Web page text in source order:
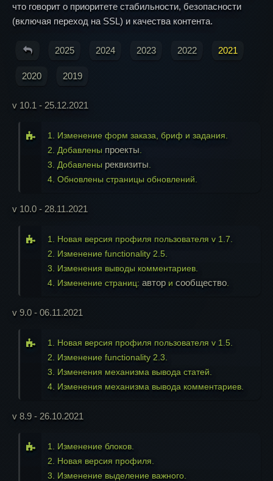
что говорит о приоритете стабильности, безопасности
(включая переход на SSL) и качества контента.
2025 2024 2023 2022 2021
2020 2019
v 10.1 - 25.12.2021
1. Изменение форм заказа, бриф и задания.
2. Добавлены проекты
3. Добавлены реквизиты
4. Обновлены страницы обновлений.
v 10.0 - 28.11.2021
1. Новая версия профиля пользователя v 1.7.
2. Изменение functionality 2.5.
3. Изменения выводы комментариев.
4. Изменение страниц: автор и сообщество
v 9.0 - 06.11.2021
1. Новая версия профиля пользователя v 1.5.
2. Изменение functionality 2.3.
3. Изменения механизма вывода статей.
4. Изменения механизма вывода комментариев.
v 8.9 - 26.10.2021
1. Изменение блоков.
2. Новая версия профиля.
3. Изменение выделение важного.